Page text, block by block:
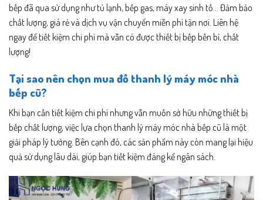
bếp đã qua sử dụng như tủ lạnh, bếp gas, máy xay sinh tố… Đảm bảo
chất lượng, giá rẻ và dịch vụ vận chuyển miễn phí tận nơi. Liên hệ
ngay để tiết kiệm chi phí mà vẫn có được thiết bị bếp bền bỉ, chất
lượng!
Tại sao nên chọn mua đồ thanh lý máy móc nhà
bếp cũ?
Khi bạn cần tiết kiệm chi phí nhưng vẫn muốn sở hữu những thiết bị
bếp chất lượng, việc lựa chọn thanh lý máy móc nhà bếp cũ là một
giải pháp lý tưởng. Bên cạnh đó, các sản phẩm này còn mang lại hiệu
quả sử dụng lâu dài, giúp bạn tiết kiệm đáng kể ngân sách.